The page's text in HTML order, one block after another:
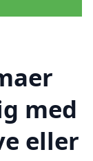
med
eller